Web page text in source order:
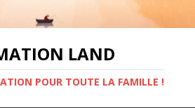
LAND
POUR TOUTE LA FAMILLE !